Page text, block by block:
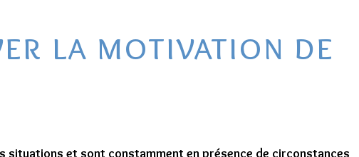
la motivation de
situations et sont constamment en présence de circonstances